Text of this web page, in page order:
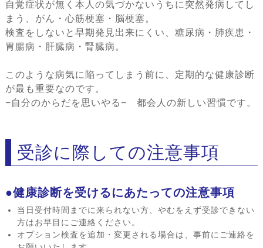
自覚症状が無く本人の気づかないうちに突然発病してし
まう、がん・心筋梗塞・脳梗塞。
検査をしないと早期発見出来にくい、糖尿病・肺疾患・
胃腸病・肝臓病・腎臓病。
このような病気に陥ってしまう前に、定期的な健康診断
が最も重要なのです。
−自分のからだを思いやる− 都会人の新しい習慣です。
受診に際しての注意事項
●健康診断を受けるにあたっての注意事項
当日受付時間までに来られない方、やむをえず受診できない
方はお早目にご連絡ください。
オプション検査を追加・変更される場合は、事前にご連絡を